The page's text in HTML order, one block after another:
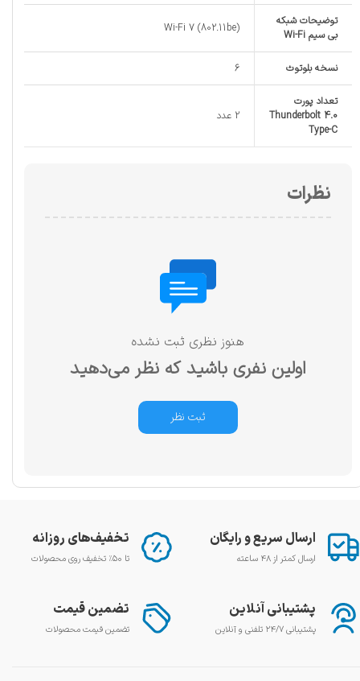
توضیحات شبکه
بی سیم Wi-Fi
Wi-Fi 7 (802.11be)
نسخه‌ بلوتوث 6
تعداد پورت
Thunderbolt 4.0
Type-C
2 عدد
نظرات
هنوز نظری ثبت نشده
اولین نفری باشید که نظر می‌دهید
ثبت نظر
ارسال سریع و رایگان
ارسال کمتر از ۴۸ ساعته
تخفیف‌های روزانه
تا ۵۰٪ تخفیف روی محصولات
پشتیبانی آنلاین
پشتیبانی ۲۴/۷ تلفنی و آنلاین
تضمین قیمت
تضمین قیمت محصولات